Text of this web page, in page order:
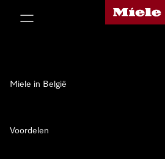
Miele homepage
Miele in België
Voordelen